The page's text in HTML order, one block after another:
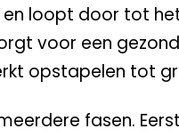
loopt door tot
voor een
opstapelen tot
fasen.